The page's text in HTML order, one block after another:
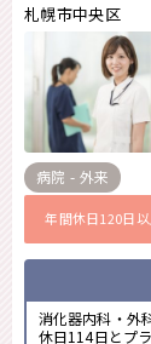
札幌市中央区
病院 - 外来
年間休日120日
消化器内科・外
休日114日とプ